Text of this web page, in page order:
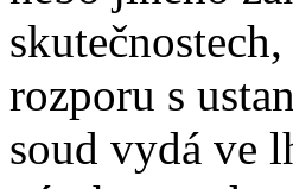
rozporu s
soud vydá ve